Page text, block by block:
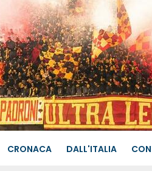
CRONACA DALL'ITALIA